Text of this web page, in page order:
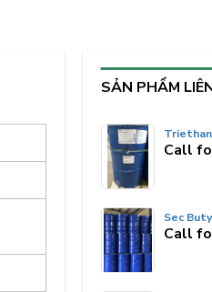
SẢN PHẨM
Call
Sec
Call